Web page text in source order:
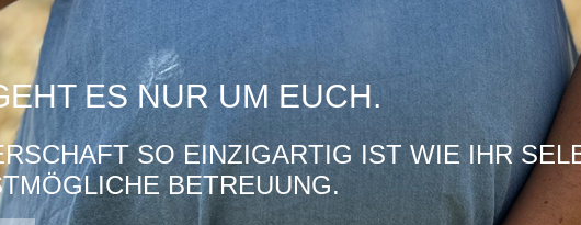
ES NUR UM EUCH.
SO EINZIGARTIG IST WIE IHR
BETREUUNG.